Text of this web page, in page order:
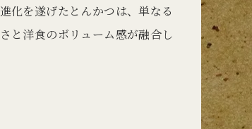
化を遂げたとんかつは、単なる
と洋食のボリューム感が融合し